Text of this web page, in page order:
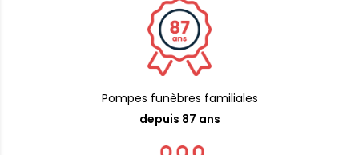
Pompes funèbres familiales
depuis 87 ans